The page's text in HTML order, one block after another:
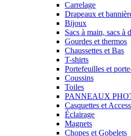
Carrelage
Drapeaux et
Bijoux
Sacs à main, sacs à
Gourdes et thermos
Chaussettes et Bas
T-shirts
Portefeuilles et
Coussins
Toiles
PANNEAUX
Casquettes et
Éclairage
Magnets
Chopes et Gobelets